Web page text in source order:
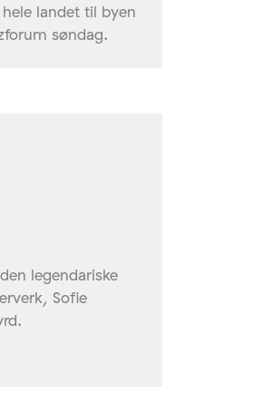
landet til byen
søndag.
legendariske
Sofie